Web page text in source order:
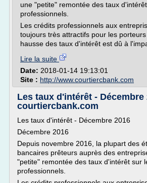
une "petite" remontée des taux
professionnels.
Les crédits professionnels aux
toujours très attractifs pour les
hausse des taux d'intérêt est dû à
Lire la suite
Date: 2018-01-14 19:13:01
Site : http://www.courtiercbank.com
Les taux d'intérêt - Décembre
courtiercbank.com
Les taux d'intérêt - Décembre 2016
Décembre 2016
Depuis novembre 2016, la plupart des
bancaires prêteurs auprès des
"petite" remontée des taux d'intérêt sur
professionnels.